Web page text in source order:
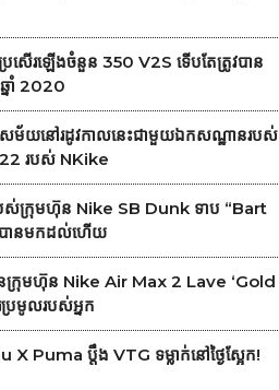
រសើរឡើងចំនួន 350 V2S ទើបតែត្រូវបាន
នាំ 2020
ម័យនៅរដូវកាលនេះជាមួយឯកសណ្ឋានរបស់
របស់ NKike
របស់ក្រុមហ៊ុន Nike SB Dunk ទាប “Bart
ានមកដល់ហើយ
នក្រុមហ៊ុន Nike Air Max 2 Lave ‘Gold
ប្រមូលរបស់អ្នក
Puma ប្តឹង VTG ទម្លាក់នៅថ្ងៃស្អែក!